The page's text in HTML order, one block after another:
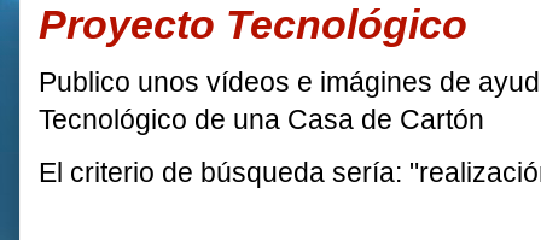
Proyecto Tecnológico
Publico unos vídeos e imágines de
Tecnológico de una Casa de Cartón
El criterio de búsqueda sería: